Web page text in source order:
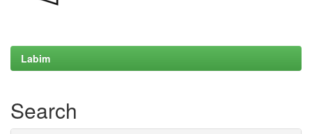
Labim
Search